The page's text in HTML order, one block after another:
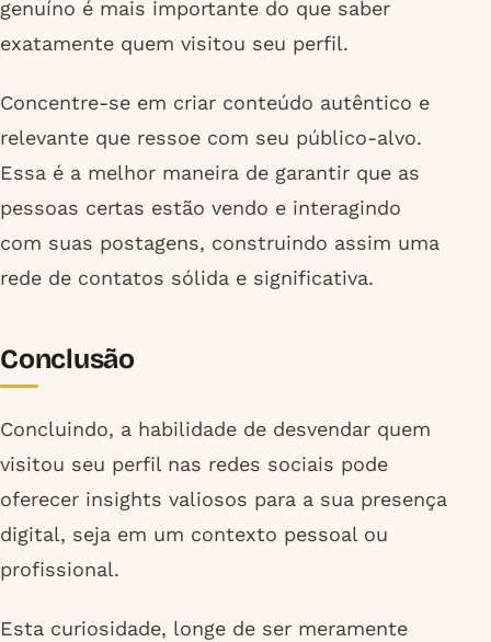
genuíno é mais importante do que saber
exatamente quem visitou seu perfil.
Concentre-se em criar conteúdo autêntico e
relevante que ressoe com seu público-alvo.
Essa é a melhor maneira de garantir que as
pessoas certas estão vendo e interagindo
com suas postagens, construindo assim uma
rede de contatos sólida e significativa.
Conclusão
Concluindo, a habilidade de desvendar quem
visitou seu perfil nas redes sociais pode
oferecer insights valiosos para a sua presença
digital, seja em um contexto pessoal ou
profissional.
Esta curiosidade, longe de ser meramente